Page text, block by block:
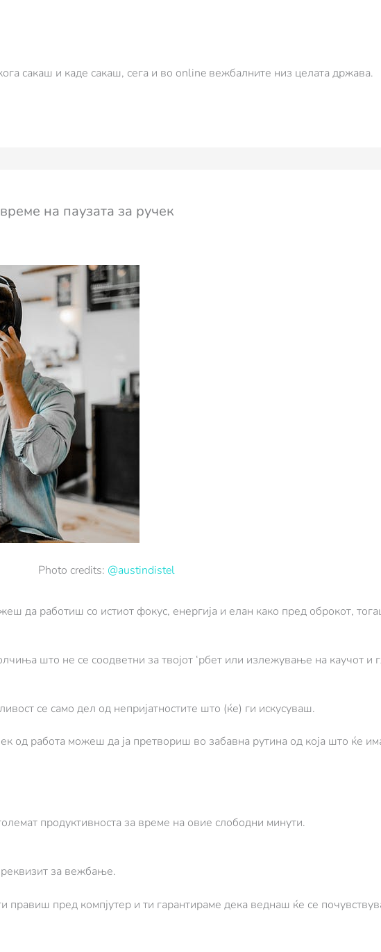
сакаш и каде сакаш, сега и во online вежбалните низ целата држава.
на паузата за ручек
Photo credits: @austindistel
да работиш со истиот фокус, енергија и елан како пред оброкот,
што не се соодветни за твојот ‘рбет или излежување на каучот и
се само дел од непријатностите што (ќе) ги искусуваш.
од работа можеш да ја претвориш во забавна рутина од која што ќе
продуктивноста за време на овие слободни минути.
за вежбање.
правиш пред компјутер и ти гарантираме дека веднаш ќе се